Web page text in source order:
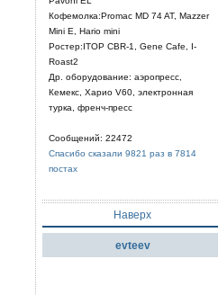
Кофемолка:Promac MD 74 AT, Mazzer
Mini E, Hario mini
Ростер:ITOP CBR-1, Gene Cafe, I-
Roast2
Др. оборудование: аэропресс,
Кемекс, Харио V60, электронная
турка, френч-пресс
Сообщений: 22472
Спасибо сказали 9821 раз в 7814
постах
Наверх
evteev